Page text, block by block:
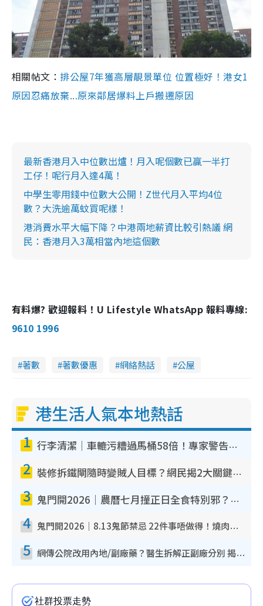
相關帖文：排公屋7年獲高層靚景單位 位置極好！港女1
原因忍痛放棄...原來鄰居爆料上戶搬遷原因
最新香港月入中位數出爐！月入呢個數已贏一半打
工仔！呢行月入達4萬！
中學生零用錢中位數大公開！Z世代月入平均4位
數？大洗逾萬蚊買呢樣！
港消費水平大幅下降？中港兩地薪資比較引熱議 網
民：香港月入3萬相當內地這個數
有料爆? 歡迎報料！U Lifestyle WhatsApp 報料專線:
9610 1996
著數 著數優惠 網絡熱話 公屋
港生活人氣本地熱話
1 行李清潔｜車轆污糟過馬桶58倍！專家警告忌用酒精抹 教1招免污手除菌
2 裝修拆鐵閘隨時變賊人目標？網民揭2大關鍵用途：裝新式等於白裝？附新舊鐵閘分別
3 鬼門開2026｜農曆七月撞正日全食特別邪？專家警告切忌做一事！揭4大禁忌+2招保平安
4 鬼門開2026｜8.13鬼節禁忌 22件事唔做得！燒肉、刺身要少食？半夜勿吹口哨/打呢個電話
5 網傳公院改用內地/副廠藥？醫生拆解正副廠分別 揭4類人換藥隨時出事